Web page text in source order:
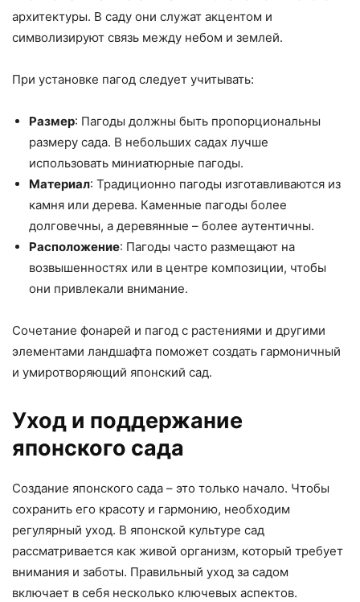
архитектуры. В саду они служат акцентом и
символизируют связь между небом и землей.
При установке пагод следует учитывать:
Размер: Пагоды должны быть пропорциональны
размеру сада. В небольших садах лучше
использовать миниатюрные пагоды.
Материал: Традиционно пагоды изготавливаются из
камня или дерева. Каменные пагоды более
долговечны, а деревянные – более аутентичны.
Расположение: Пагоды часто размещают на
возвышенностях или в центре композиции, чтобы
они привлекали внимание.
Сочетание фонарей и пагод с растениями и другими
элементами ландшафта поможет создать гармоничный
и умиротворяющий японский сад.
Уход и поддержание
японского сада
Создание японского сада – это только начало. Чтобы
сохранить его красоту и гармонию, необходим
регулярный уход. В японской культуре сад
рассматривается как живой организм, который требует
внимания и заботы. Правильный уход за садом
включает в себя несколько ключевых аспектов.